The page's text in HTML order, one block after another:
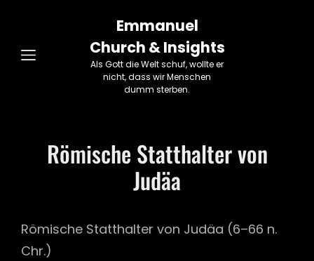
Emmanuel
Church & Insights
Als Gott die Welt schuf, wollte er
nicht, dass wir Menschen
dumm sterben.
Römische Statthalter von
Judäa
Römische Statthalter von Judäa (6–66 n.
Chr.)